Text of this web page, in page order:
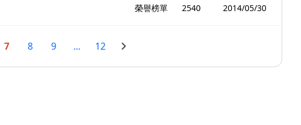
榮譽榜單 2540 2014/05/30
7 8 9 ... 12